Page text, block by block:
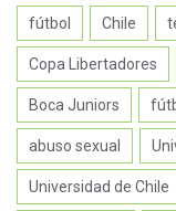
fútbol Chile
Copa Libertadores
Boca Juniors
abuso sexual
Universidad de Chile